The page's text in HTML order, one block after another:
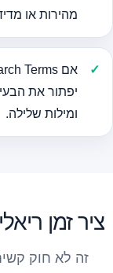
מהירות או
יפתור את
ומילות שלילה.
ציר זמן
זה לא חוק